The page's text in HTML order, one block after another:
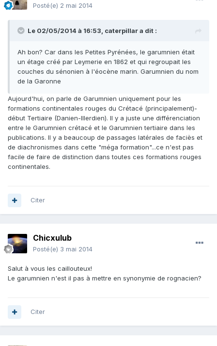
Posté(e) 2 mai 2014
Le 02/05/2014 à 16:53, caterpillar a dit :
Ah bon? Car dans les Petites Pyrénées, le garumnien était
un étage créé par Leymerie en 1862 et qui regroupait les
couches du sénonien à l'éocène marin. Garumnien du nom
de la Garonne
Aujourd'hui, on parle de Garumnien uniquement pour les
formations continentales rouges du Crétacé (principalement)-
début Tertiaire (Danien-Illerdien). Il y a juste une différenciation
entre le Garumnien crétacé et le Garumnien tertiaire dans les
publications. Il y a beaucoup de passages latérales de faciès et
de diachronismes dans cette "méga formation"...ce n'est pas
facile de faire de distinction dans toutes ces formations rouges
continentales.
Citer
Chicxulub
Posté(e) 3 mai 2014
Salut à vous les caillouteux!
Le garumnien n'est il pas à mettre en synonymie de rognacien?
Citer